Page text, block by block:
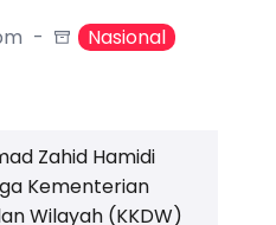
Nasional
Zahid Hamidi
Kementerian
Wilayah (KKDW)